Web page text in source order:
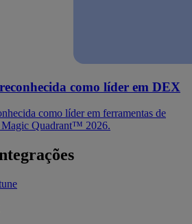
como líder em DEX
como líder em ferramentas de
Quadrant™ 2026.